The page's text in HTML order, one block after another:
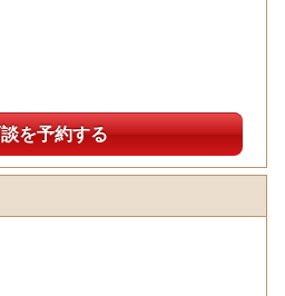
を予約する